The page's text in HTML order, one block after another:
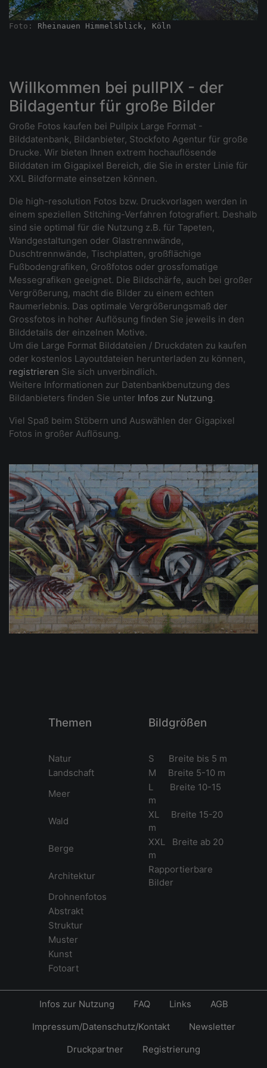
Foto: Rheinauen Himmelsblick, Köln
Willkommen bei pullPIX - der
Bildagentur für große Bilder
Große Fotos kaufen bei Pullpix Large Format -
Bilddatenbank, Bildanbieter, Stockfoto Agentur für große
Drucke. Wir bieten Ihnen extrem hochauflösende
Bilddaten im Gigapixel Bereich, die Sie in erster Linie für
XXL Bildformate einsetzen können.
Die high-resolution Fotos bzw. Druckvorlagen werden in
einem speziellen Stitching-Verfahren fotografiert. Deshalb
sind sie optimal für die Nutzung z.B. für Tapeten,
Wandgestaltungen oder Glastrennwände,
Duschtrennwände, Tischplatten, großflächige
Fußbodengrafiken, Großfotos oder grossfomatige
Messegrafiken geeignet. Die Bildschärfe, auch bei großer
Vergrößerung, macht die Bilder zu einem echten
Raumerlebnis. Das optimale Vergrößerungsmaß der
Grossfotos in hoher Auflösung finden Sie jeweils in den
Bilddetails der einzelnen Motive.
Um die Large Format Bilddateien / Druckdaten zu kaufen
oder kostenlos Layoutdateien herunterladen zu können,
registrieren Sie sich unverbindlich.
Weitere Informationen zur Datenbankbenutzung des
Bildanbieters finden Sie unter Infos zur Nutzung.
Viel Spaß beim Stöbern und Auswählen der Gigapixel
Fotos in großer Auflösung.
Themen Bildgrößen
Natur
S Breite bis 5 m
Landschaft
M Breite 5-10 m
Meer
L Breite 10-15
m
Wald
XL Breite 15-20
m
Berge
XXL Breite ab 20
m
Architektur
Rapportierbare
Bilder
Drohnenfotos
Abstrakt
Struktur
Muster
Kunst
Fotoart
Infos zur Nutzung FAQ Links
AGB
Impressum/Datenschutz/Kontakt
Newsletter
Druckpartner
Registrierung